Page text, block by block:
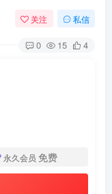
关注 私信
0 15 4
永久会员 免费